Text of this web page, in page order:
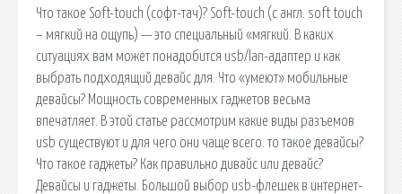
Что такое Soft-touch (софт-тач)? Soft-touch (c англ. soft touch
– мягкий на ощупь) — это специальный «мягкий. В каких
ситуациях вам может понадобится usb/lan-адаптер и как
выбрать подходящий девайс для. Что «умеют» мобильные
девайсы? Мощность современных гаджетов весьма
впечатляет. В этой статье рассмотрим какие виды разъемов
usb существуют и для чего они чаще всего. то такое девайсы?
Что такое гаджеты? Как правильно дивайс или девайс?
Девайсы и гаджеты. Большой выбор usb-флешек в интернет-